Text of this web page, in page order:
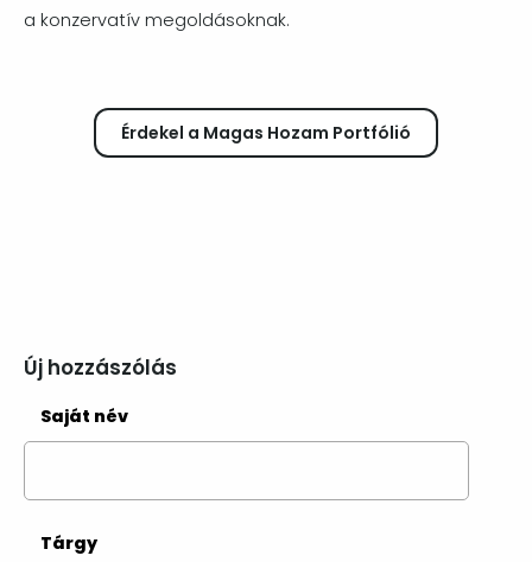
a konzervatív megoldásoknak.
Érdekel a Magas Hozam Portfólió
Új hozzászólás
Saját név
Tárgy